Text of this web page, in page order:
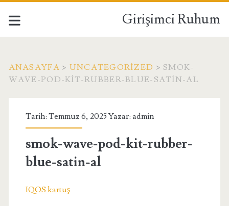
Girişimci Ruhum
ANASAYFA > UNCATEGORIZED >SMOK-
WAVE-POD-KIT-RUBBER-BLUE-SATIN-AL
Tarih: Temmuz 6, 2025 Yazar: admin
smok-wave-pod-kit-rubber-
blue-satin-al
IQOS kartuş